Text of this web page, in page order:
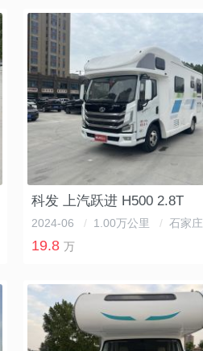
科发 上汽跃进 H500 2.8T
2024-06 / 1.00万公里 / 石家庄
19.8 万